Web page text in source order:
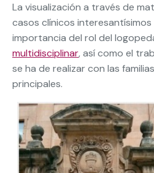
La visualización a través de
casos clínicos interesantísimos
importancia del rol del
multidisciplinar, así como el
se ha de realizar con las
principales.